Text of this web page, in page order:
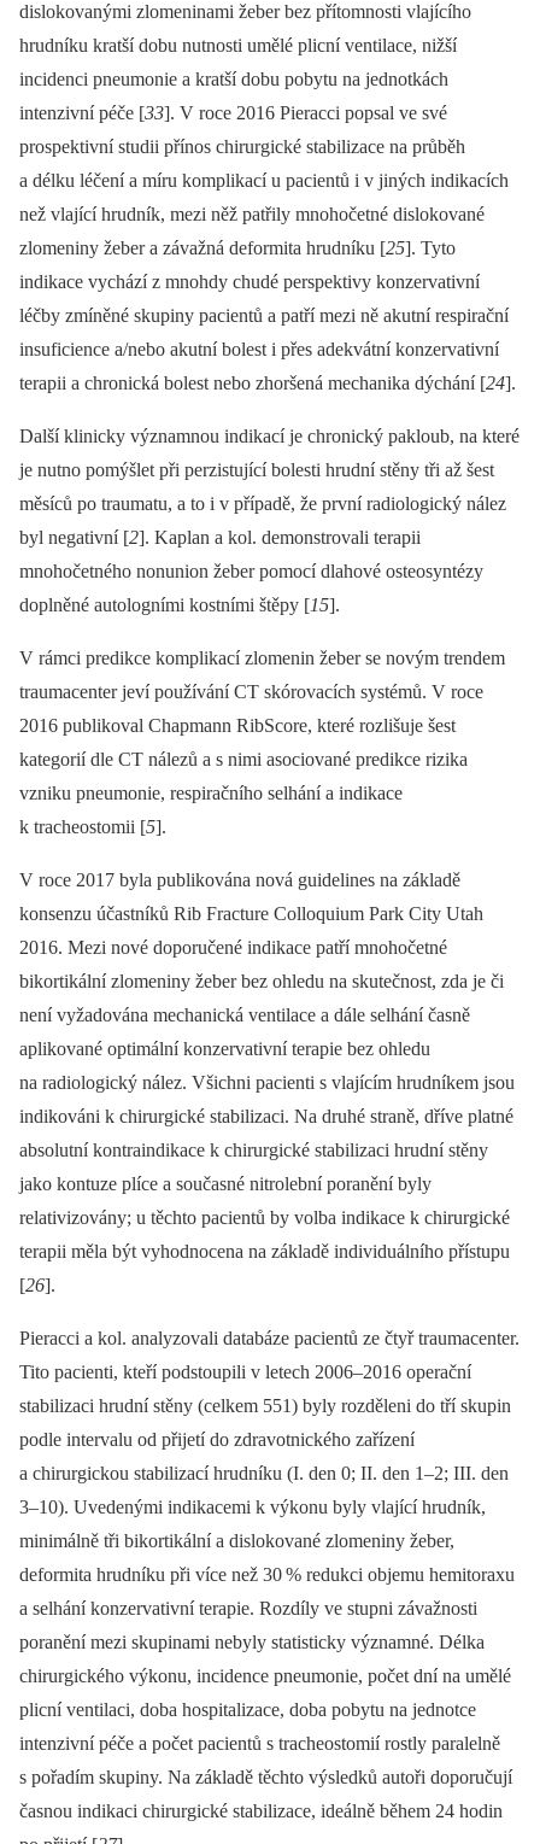
dislokovanými zlomeninami žeber bez přítomnosti vlajícího
hrudníku kratší dobu nutnosti umělé plicní ventilace, nižší
incidenci pneumonie a kratší dobu pobytu na jednotkách
intenzivní péče [33]. V roce 2016 Pieracci popsal ve své
prospektivní studii přínos chirurgické stabilizace na průběh
a délku léčení a míru komplikací u pacientů i v jiných indikacích
než vlající hrudník, mezi něž patřily mnohočetné dislokované
zlomeniny žeber a závažná deformita hrudníku [25]. Tyto
indikace vychází z mnohdy chudé perspektivy konzervativní
léčby zmíněné skupiny pacientů a patří mezi ně akutní respirační
insuficience a/nebo akutní bolest i přes adekvátní konzervativní
terapii a chronická bolest nebo zhoršená mechanika dýchání [24].
Další klinicky významnou indikací je chronický pakloub, na které
je nutno pomýšlet při perzistující bolesti hrudní stěny tři až šest
měsíců po traumatu, a to i v případě, že první radiologický nález
byl negativní [2]. Kaplan a kol. demonstrovali terapii
mnohočetného nonunion žeber pomocí dlahové osteosyntézy
doplněné autologními kostními štěpy [15].
V rámci predikce komplikací zlomenin žeber se novým trendem
traumacenter jeví používání CT skórovacích systémů. V roce
2016 publikoval Chapmann RibScore, které rozlišuje šest
kategorií dle CT nálezů a s nimi asociované predikce rizika
vzniku pneumonie, respiračního selhání a indikace
k tracheostomii [5].
V roce 2017 byla publikována nová guidelines na základě
konsenzu účastníků Rib Fracture Colloquium Park City Utah
2016. Mezi nové doporučené indikace patří mnohočetné
bikortikální zlomeniny žeber bez ohledu na skutečnost, zda je či
není vyžadována mechanická ventilace a dále selhání časně
aplikované optimální konzervativní terapie bez ohledu
na radiologický nález. Všichni pacienti s vlajícím hrudníkem jsou
indikováni k chirurgické stabilizaci. Na druhé straně, dříve platné
absolutní kontraindikace k chirurgické stabilizaci hrudní stěny
jako kontuze plíce a současné nitrolební poranění byly
relativizovány; u těchto pacientů by volba indikace k chirurgické
terapii měla být vyhodnocena na základě individuálního přístupu
[26].
Pieracci a kol. analyzovali databáze pacientů ze čtyř traumacenter.
Tito pacienti, kteří podstoupili v letech 2006–2016 operační
stabilizaci hrudní stěny (celkem 551) byly rozděleni do tří skupin
podle intervalu od přijetí do zdravotnického zařízení
a chirurgickou stabilizací hrudníku (I. den 0; II. den 1–2; III. den
3–10). Uvedenými indikacemi k výkonu byly vlající hrudník,
minimálně tři bikortikální a dislokované zlomeniny žeber,
deformita hrudníku při více než 30% redukci objemu hemitoraxu
a selhání konzervativní terapie. Rozdíly ve stupni závažnosti
poranění mezi skupinami nebyly statisticky významné. Délka
chirurgického výkonu, incidence pneumonie, počet dní na umělé
plicní ventilaci, doba hospitalizace, doba pobytu na jednotce
intenzivní péče a počet pacientů s tracheostomií rostly paralelně
s pořadím skupiny. Na základě těchto výsledků autoři doporučují
časnou indikaci chirurgické stabilizace, ideálně během 24 hodin